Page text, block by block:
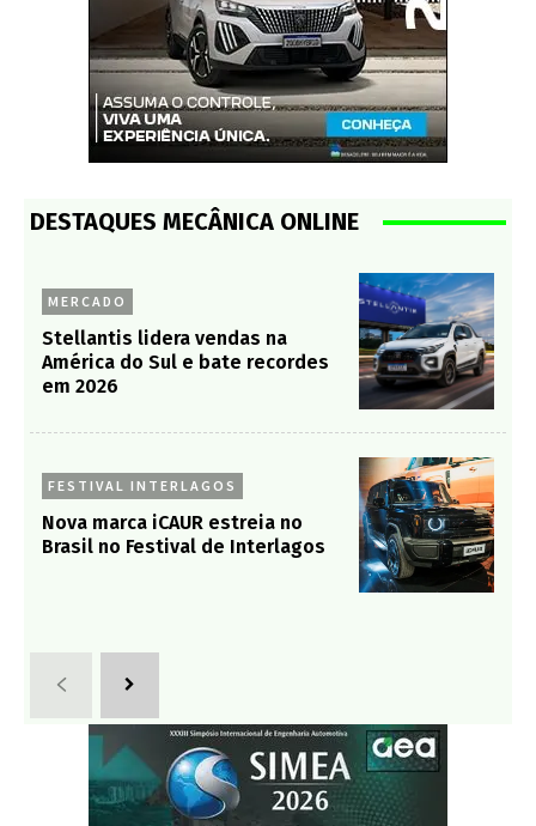
DESTAQUES MECÂNICA ONLINE
MERCADO
Stellantis lidera vendas na
América do Sul e bate recordes
em 2026
FESTIVAL INTERLAGOS
Nova marca iCAUR estreia no
Brasil no Festival de Interlagos